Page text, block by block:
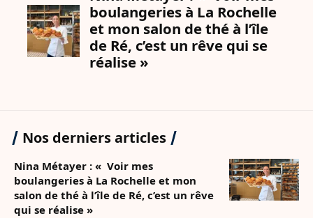
Nos derniers articles
Nina Métayer : « Voir mes
boulangeries à La Rochelle et mon
salon de thé à l’île de Ré, c’est un rêve
qui se réalise »